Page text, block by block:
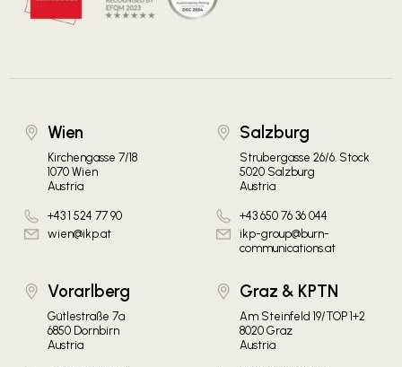
Wien
Kirchengasse 7/18
1070 Wien
Austria
+43 1 524 77 90
wien@ikp.at
Salzburg
Strubergasse 26/6. Stock
5020 Salzburg
Austria
+43 650 76 36 044
ikp-group@burn-
communications.at
Vorarlberg
Gütlestraße 7a
6850 Dornbirn
Austria
Graz & KPTN
Am Steinfeld 19/TOP 1+2
8020 Graz
Austria